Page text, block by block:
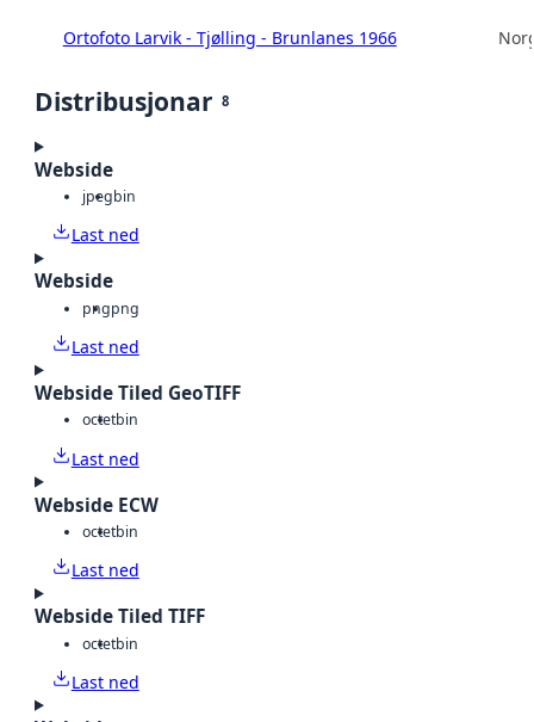
Ortofoto Larvik - Tjølling - Brunlanes 1966
Distribusjonar 8
Webside
jpegbin
Last ned
Webside
pngpng
Last ned
Webside Tiled GeoTIFF
octetbin
Last ned
Webside ECW
octetbin
Last ned
Webside Tiled TIFF
octetbin
Last ned